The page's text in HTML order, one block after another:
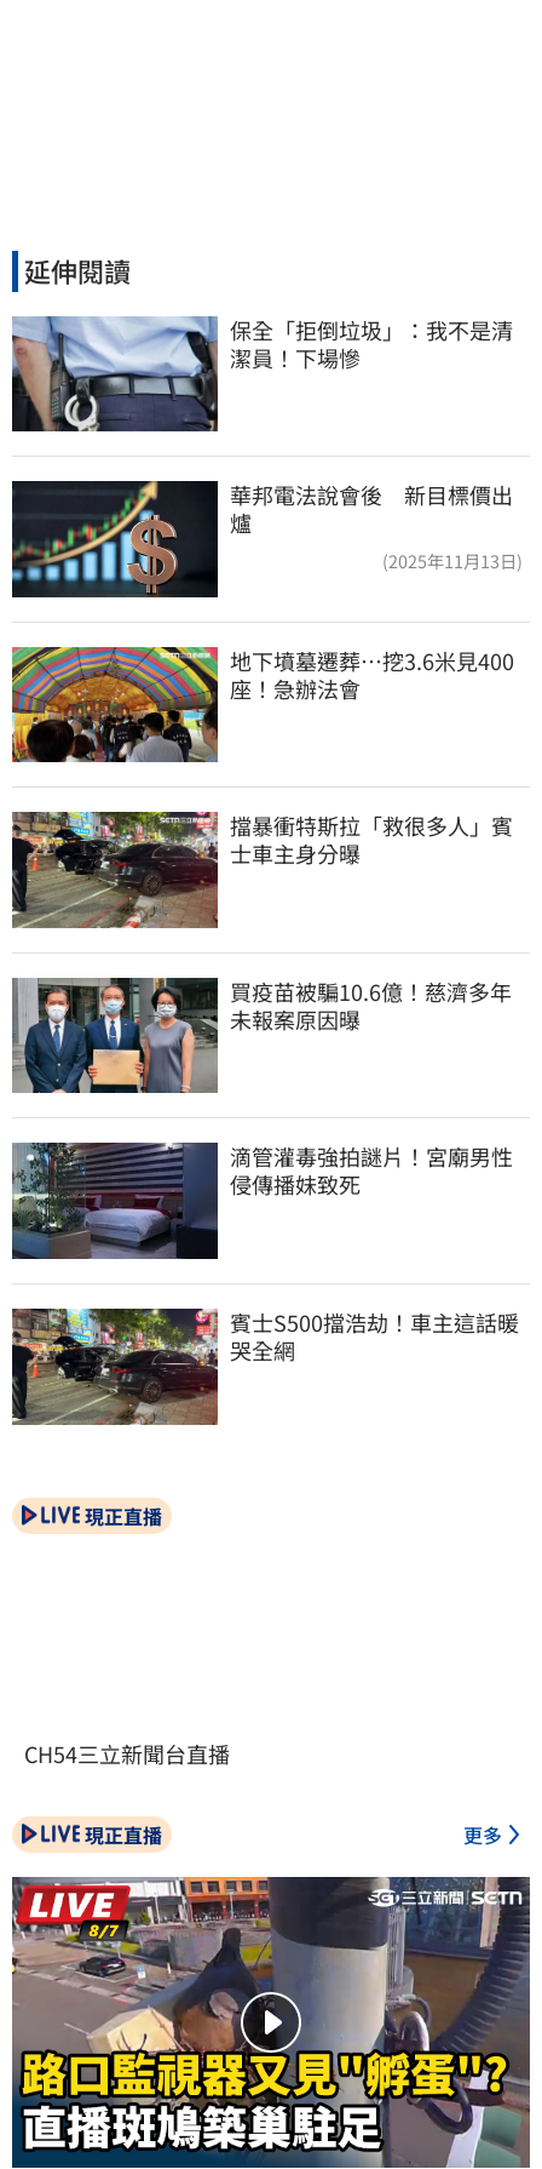
延伸閱讀
保全「拒倒垃圾」：我不是清
潔員！下場慘
華邦電法說會後 新目標價出
爐
(2025年11月13日)
地下墳墓遷葬…挖3.6米見400
座！急辦法會
擋暴衝特斯拉「救很多人」賓
士車主身分曝
買疫苗被騙10.6億！慈濟多年
未報案原因曝
滴管灌毒強拍謎片！宮廟男性
侵傳播妹致死
賓士S500擋浩劫！車主這話暖
哭全網
現正直播
CH54三立新聞台直播
現正直播 更多